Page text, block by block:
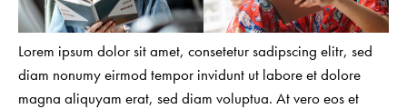
Lorem ipsum dolor sit amet, consetetur sadipscing elitr, sed
diam nonumy eirmod tempor invidunt ut labore et dolore
magna aliquyam erat, sed diam voluptua. At vero eos et